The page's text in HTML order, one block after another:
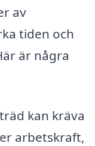
av
tiden och
är några
kan kräva
arbetskraft,